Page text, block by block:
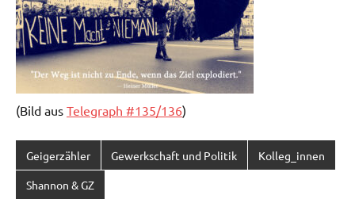
(Bild aus Telegraph #135/136)
Geigerzähler Gewerkschaft und Politik Kolleg_innen
Shannon & GZ